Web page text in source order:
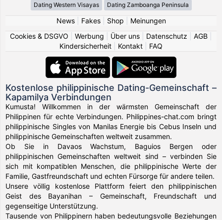
Dating Western Visayas Dating Zamboanga Peninsula
News| Fakes| Shop
Meinungen
Cookies & DSGVO
Werbung Über uns Datenschutz AGB
Kindersicherheit
Kontakt FAQ
Kostenlose philippinische Dating-Gemeinschaft –
Kapamilya Verbindungen
Kumusta! Willkommen in der wärmsten Gemeinschaft der
Philippinen für echte Verbindungen. Philippines-chat.com bringt
philippinische Singles von Manilas Energie bis Cebus Inseln und
philippinische Gemeinschaften weltweit zusammen.
Ob Sie in Davaos Wachstum, Baguios Bergen oder
philippinischen Gemeinschaften weltweit sind – verbinden Sie
sich mit kompatiblen Menschen, die philippinische Werte der
Familie, Gastfreundschaft und echten Fürsorge für andere teilen.
Unsere völlig kostenlose Plattform feiert den philippinischen
Geist des Bayanihan – Gemeinschaft, Freundschaft und
gegenseitige Unterstützung.
Tausende von Philippinern haben bedeutungsvolle Beziehungen